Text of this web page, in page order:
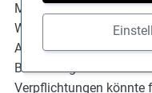
Menschenrechte,
Wanderarbeitenden,
Auswirkungen
Bemühungen
Verpflichtungen könnte